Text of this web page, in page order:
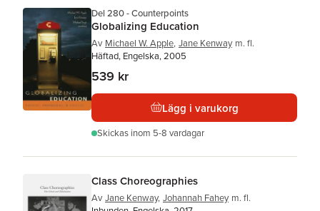
Del 280 - Counterpoints
Globalizing Education
Av Michael W. Apple, Jane Kenway m. fl.
Häftad, Engelska, 2005
539 kr
Lägg i varukorg
Skickas inom 5-8 vardagar
Class Choreographies
Av Jane Kenway, Johannah Fahey m. fl.